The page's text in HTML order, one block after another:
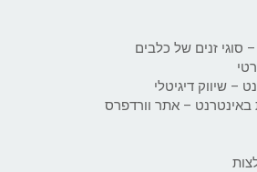
סוגי זנים של כלבים
– שיווק דיגיטלי
באינטרנט – אתר וורדפרס